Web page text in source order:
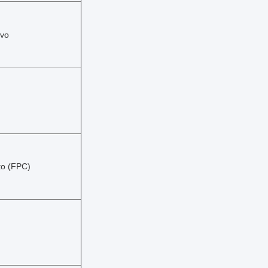
(FPC)